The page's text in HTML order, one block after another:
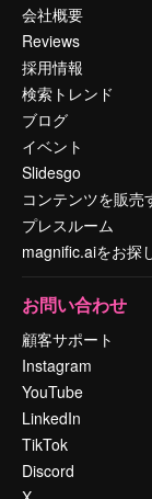
会社概要
Reviews
採用情報
検索トレンド
ブログ
イベント
Slidesgo
コンテンツを販売
プレスルーム
magnific.aiをお探
お問い合わせ
顧客サポート
Instagram
YouTube
LinkedIn
TikTok
Discord